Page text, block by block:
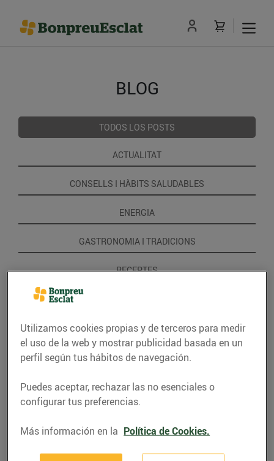
BLOG
TODOS LOS POSTS
ACTUALITAT
CONSELLS I HÀBITS SALUDABLES
ENERGIA
GASTRONOMIA I TRADICIONS
RECEPTES
RECETAS
Utilizamos cookies propias y de terceros para medir
el uso de la web y mostrar publicidad basada en un
perfil según tus hábitos de navegación.
Puedes aceptar, rechazar las no esenciales o
configurar tus preferencias.
Más información en la Política de Cookies.